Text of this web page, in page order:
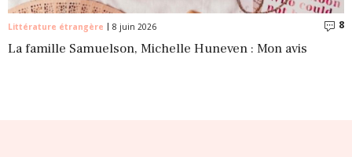
Littérature étrangère 8 juin 2026 8
La famille Samuelson, Michelle Huneven : Mon avis